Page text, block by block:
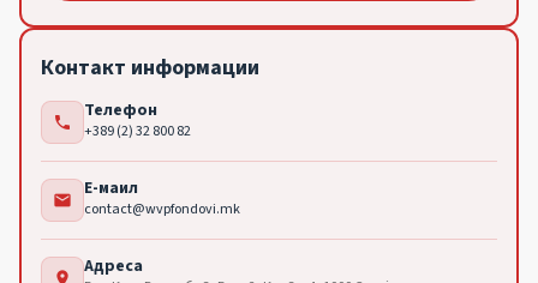
Контакт информации
phone Телефон
+389 (2) 32 800 82
email Е-маил
contact@wvpfondovi.mk
location_on Адреса